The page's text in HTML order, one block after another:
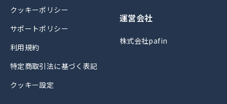
クッキーポリシー
サポートポリシー
利用規約
特定商取引法に基づく表記
クッキー設定
運営会社
株式会社pafin